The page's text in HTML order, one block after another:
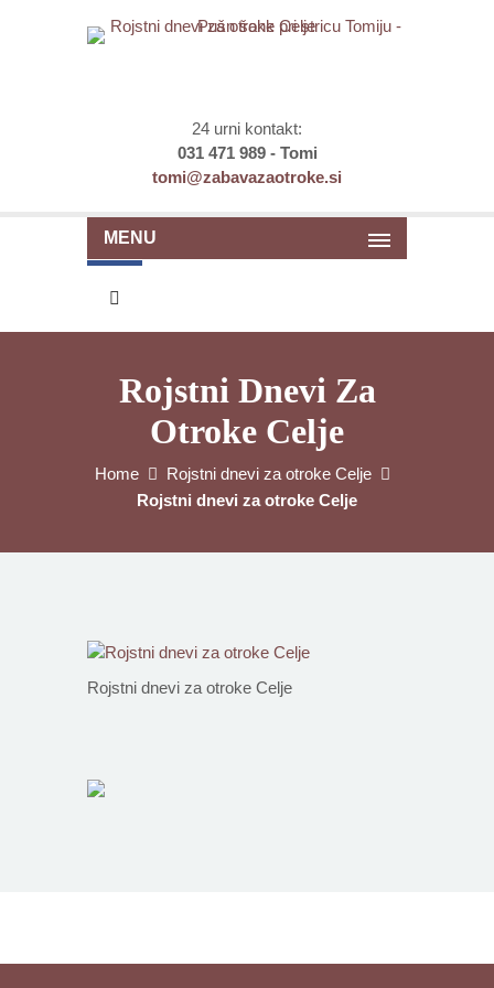
24 urni kontakt:
031 471 989 - Tomi
tomi@zabavazaotroke.si
MENU
Rojstni Dnevi Za
Otroke Celje
Home
Rojstni dnevi za otroke Celje
Rojstni dnevi za otroke Celje
Rojstni dnevi za otroke Celje